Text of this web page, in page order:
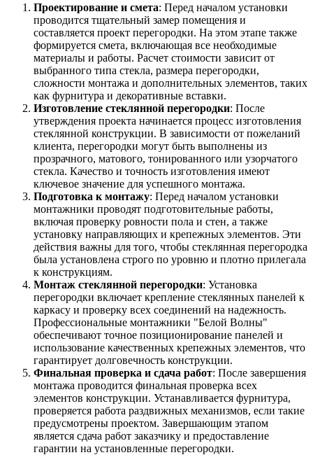
Проектирование и смета: Перед началом установки
проводится тщательный замер помещения и
составляется проект перегородки. На этом этапе также
формируется смета, включающая все необходимые
материалы и работы. Расчет стоимости зависит от
выбранного типа стекла, размера перегородки,
сложности монтажа и дополнительных элементов, таких
как фурнитура и декоративные вставки.
Изготовление стеклянной перегородки: После
утверждения проекта начинается процесс изготовления
стеклянной конструкции. В зависимости от пожеланий
клиента, перегородки могут быть выполнены из
прозрачного, матового, тонированного или узорчатого
стекла. Качество и точность изготовления имеют
ключевое значение для успешного монтажа.
Подготовка к монтажу: Перед началом установки
монтажники проводят подготовительные работы,
включая проверку ровности пола и стен, а также
установку направляющих и крепежных элементов. Эти
действия важны для того, чтобы стеклянная перегородка
была установлена строго по уровню и плотно прилегала
к конструкциям.
Монтаж стеклянной перегородки: Установка
перегородки включает крепление стеклянных панелей к
каркасу и проверку всех соединений на надежность.
Профессиональные монтажники "Белой Волны"
обеспечивают точное позиционирование панелей и
использование качественных крепежных элементов, что
гарантирует долговечность конструкции.
Финальная проверка и сдача работ: После завершения
монтажа проводится финальная проверка всех
элементов конструкции. Устанавливается фурнитура,
проверяется работа раздвижных механизмов, если такие
предусмотрены проектом. Завершающим этапом
является сдача работ заказчику и предоставление
гарантии на установленные перегородки.